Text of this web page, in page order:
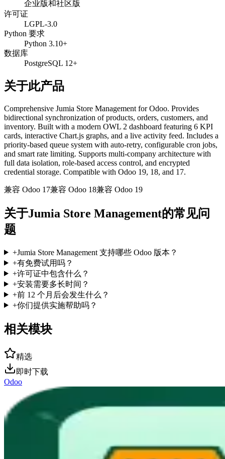
企业版和社区版
许可证
LGPL-3.0
Python 要求
Python 3.10+
数据库
PostgreSQL 12+
关于此产品
Comprehensive Jumia Store Management for Odoo. Provides
bidirectional synchronization of products, orders, customers, and
inventory. Built with a modern OWL 2 dashboard featuring 6 KPI
cards, interactive Chart.js graphs, and a live activity feed. Includes a
priority-based queue system with auto-retry, configurable cron jobs,
and smart rate limiting. Supports multi-company architecture with
full data isolation, role-based access control, and encrypted
credential storage. Compatible with Odoo 19, 18, and 17.
兼容 Odoo 17兼容 Odoo 18兼容 Odoo 19
关于Jumia Store Management的常见问
题
+Jumia Store Management 支持哪些 Odoo 版本？
+有免费试用吗？
+许可证中包含什么？
+安装需要多长时间？
+前 12 个月后会发生什么？
+你们提供实施帮助吗？
相关模块
精选
即时下载
Odoo